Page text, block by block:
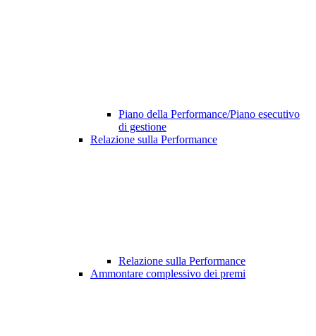
Piano della Performance/Piano esecutivo
di gestione
Relazione sulla Performance
Relazione sulla Performance
Ammontare complessivo dei premi